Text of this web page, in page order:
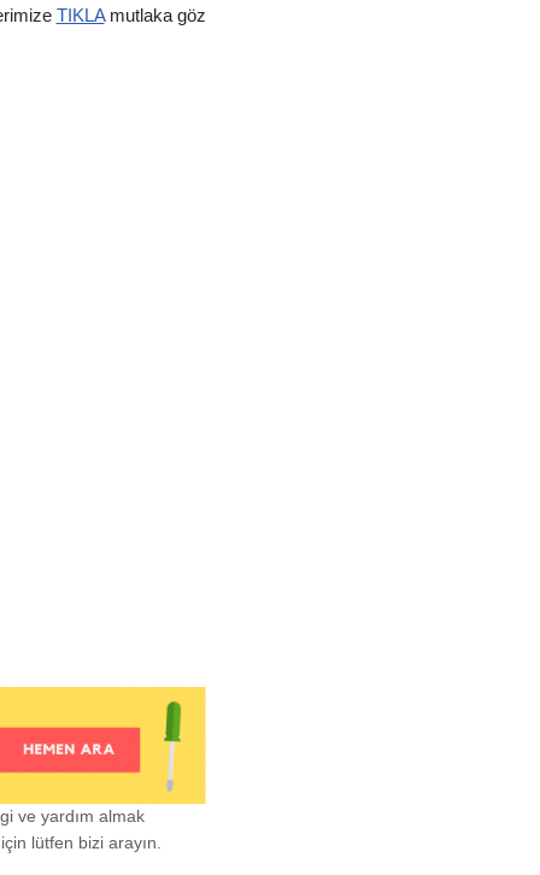
TIKLAmutlaka göz
ve yardım almak
lütfen bizi arayın.